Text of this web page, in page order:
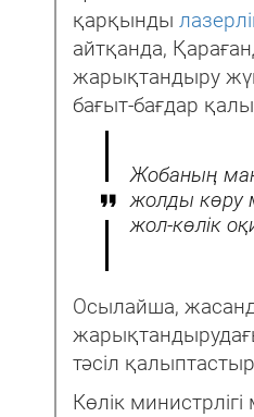
қарқынды
айтқанда,
жарықтандыру
бағыт-бағдар
Жобаның
жолды көру
жол-көлік
Осылайша,
тәсіл
Көлік